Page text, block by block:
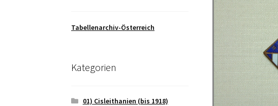
Tabellenarchiv-Österreich
Kategorien
01) Cisleithanien (bis 1918)